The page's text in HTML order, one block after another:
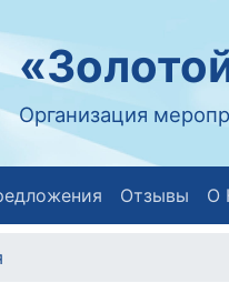
Организация
Отзывы О